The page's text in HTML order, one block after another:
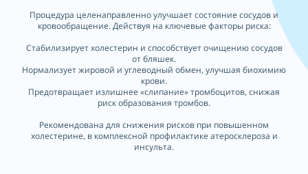
Процедура целенаправленно улучшает состояние сосудов и
кровообращение. Действуя на ключевые факторы риска:
Стабилизирует холестерин и способствует очищению сосудов
от бляшек.
Нормализует жировой и углеводный обмен, улучшая биохимию
крови.
Предотвращает излишнее «слипание» тромбоцитов, снижая
риск образования тромбов.
Рекомендована для снижения рисков при повышенном
холестерине, в комплексной профилактике атеросклероза и
инсульта.